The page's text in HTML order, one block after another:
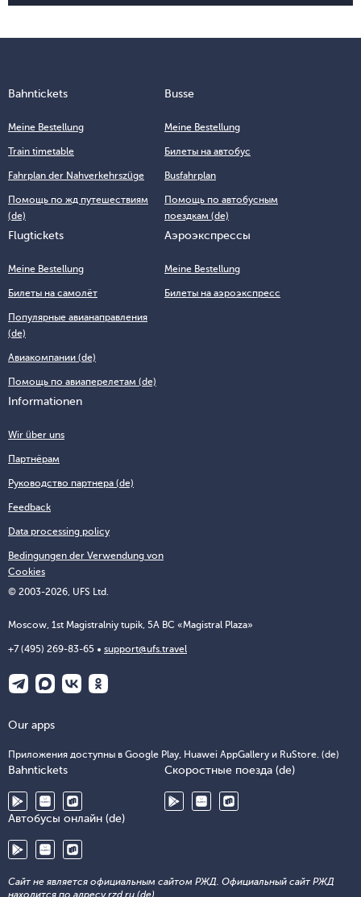
© 2003-2026, UFS Ltd.
Moscow, 1st Magistralniy tupik, 5A BC «Magistral Plaza»
+7 (495) 269-83-65 support@ufs.travel
Bahntickets
Meine Bestellung
Train timetable
Fahrplan der Nahverkehrszüge
Помощь по жд путешествиям
(de)
Busse
Meine Bestellung
Билеты на автобус
Busfahrplan
Помощь по автобусным
поездкам (de)
Flugtickets
Meine Bestellung
Билеты на самолёт
Популярные авианаправления
(de)
Авиакомпании (de)
Помощь по авиаперелетам (de)
Аэроэкспрессы
Meine Bestellung
Билеты на аэроэкспресс
Informationen
Wir über uns
Партнёрам
Руководство партнера (de)
Feedback
Data processing policy
Bedingungen der Verwendung von
Cookies
Our apps
Приложения доступны в Google Play, Huawei AppGallery и RuStore. (de)
Bahntickets Скоростные поезда (de)
Автобусы онлайн (de)
Сайт не является официальным сайтом РЖД. Официальный сайт РЖД
находится по адресу rzd.ru (de)